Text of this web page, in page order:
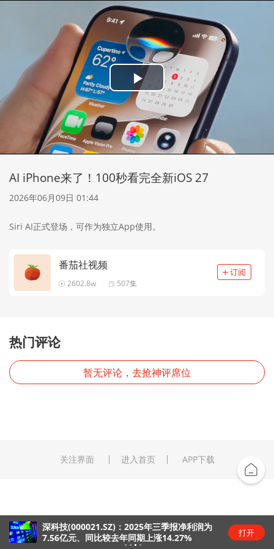
Play
Video
AI iPhone来了！100秒看完全新iOS 27
2026年06月09日 01:44
Siri AI正式登场，可作为独立App使用。
番茄社视频
2602.8w 507集
热门评论
暂无评论，去抢神评席位
关注界面 进入首页 APP下载
深科技(000021.SZ)：2025年三季报净利润为
7.56亿元、同比较去年同期上涨14.27%
打开